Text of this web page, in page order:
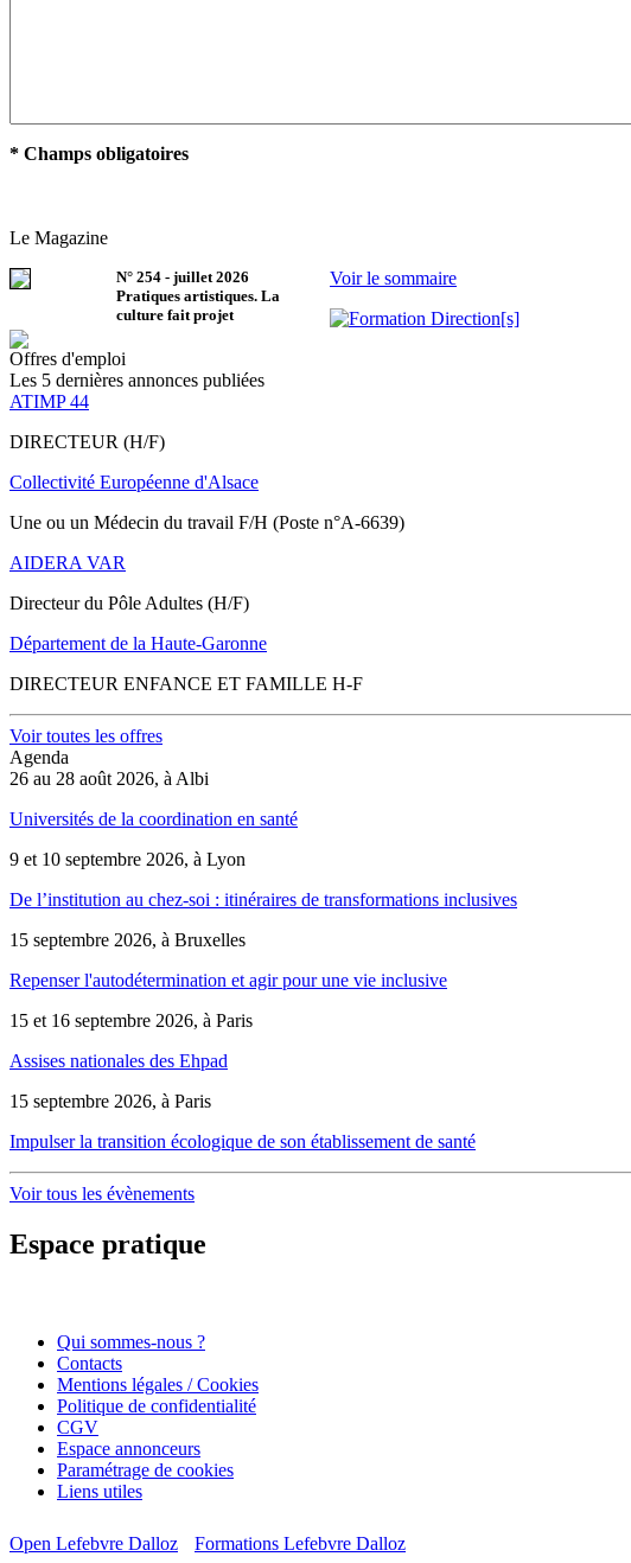
* Champs obligatoires
Le Magazine
N° 254 - juillet 2026
Pratiques artistiques. La
culture fait projet
Voir le sommaire
Offres d'emploi
Les 5 dernières annonces publiées
ATIMP 44
DIRECTEUR (H/F)
Collectivité Européenne d'Alsace
Une ou un Médecin du travail F/H (Poste n°A-6639)
AIDERA VAR
Directeur du Pôle Adultes (H/F)
Département de la Haute-Garonne
DIRECTEUR ENFANCE ET FAMILLE H-F
Voir toutes les offres
Agenda
26 au 28 août 2026, à Albi
Universités de la coordination en santé
9 et 10 septembre 2026, à Lyon
De l’institution au chez-soi : itinéraires de transformations inclusives
15 septembre 2026, à Bruxelles
Repenser l'autodétermination et agir pour une vie inclusive
15 et 16 septembre 2026, à Paris
Assises nationales des Ehpad
15 septembre 2026, à Paris
Impulser la transition écologique de son établissement de santé
Voir tous les évènements
Espace pratique
Qui sommes-nous ?
Contacts
Mentions légales / Cookies
Politique de confidentialité
CGV
Espace annonceurs
Paramétrage de cookies
Liens utiles
Open Lefebvre Dalloz Formations Lefebvre Dalloz